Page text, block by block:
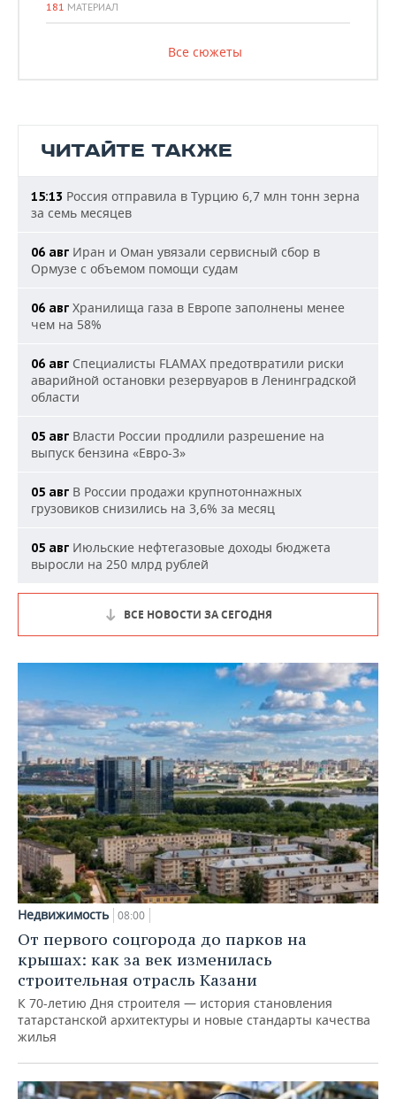
181 МАТЕРИАЛ
Все сюжеты
ЧИТАЙТЕ ТАКЖЕ
15:13 Россия отправила в Турцию 6,7 млн тонн зерна
за семь месяцев
06 авг Иран и Оман увязали сервисный сбор в
Ормузе с объемом помощи судам
06 авг Хранилища газа в Европе заполнены менее
чем на 58%
06 авг Специалисты FLAMAX предотвратили риски
аварийной остановки резервуаров в Ленинградской
области
05 авг Власти России продлили разрешение на
выпуск бензина «Евро-3»
05 авг В России продажи крупнотоннажных
грузовиков снизились на 3,6% за месяц
05 авг Июльские нефтегазовые доходы бюджета
выросли на 250 млрд рублей
ВСЕ НОВОСТИ ЗА СЕГОДНЯ
Недвижимость 08:00
От первого соцгорода до парков на
крышах: как за век изменилась
строительная отрасль Казани
К 70-летию Дня строителя — история становления
татарстанской архитектуры и новые стандарты качества
жилья